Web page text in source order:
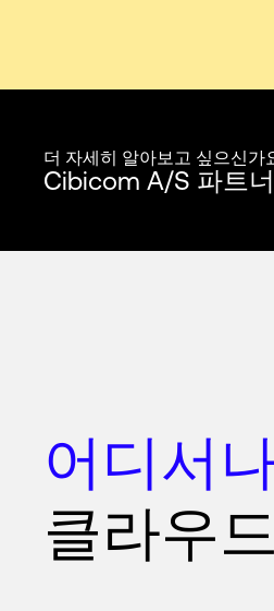
더 자세히 알아보고 싶으신가
Cibicom A/S 파트
어디서
클라우